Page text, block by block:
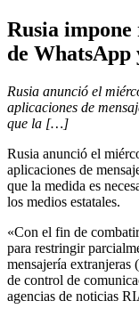
Rusia impone
de WhatsApp
Rusia anunció el
aplicaciones de
que la […]
Rusia anunció el
aplicaciones de
que la medida es
los medios estatales.
«Con el fin de
para restringir
mensajería
de control de
agencias de noticias